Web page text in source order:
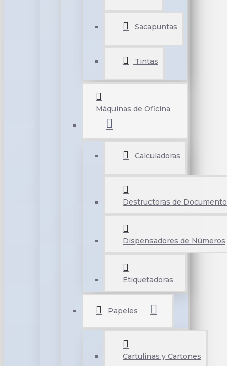
Sacapuntas
Tintas
Máquinas de Oficina
Calculadoras
Destructoras de
Dispensadores de Números
Etiquetadoras
Papeles
Cartulinas y Cartones